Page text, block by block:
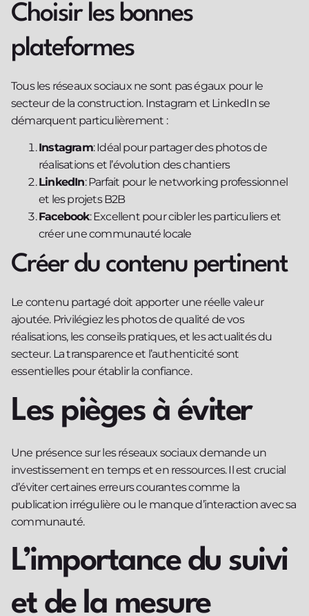
Choisir les bonnes
plateformes
Tous les réseaux sociaux ne sont pas égaux pour le
secteur de la construction. Instagram et LinkedIn se
démarquent particulièrement :
Instagram: Idéal pour partager des photos de
réalisations et l’évolution des chantiers
LinkedIn: Parfait pour le networking professionnel
et les projets B2B
Facebook: Excellent pour cibler les particuliers et
créer une communauté locale
Créer du contenu pertinent
Le contenu partagé doit apporter une réelle valeur
ajoutée. Privilégiez les photos de qualité de vos
réalisations, les conseils pratiques, et les actualités du
secteur. La transparence et l’authenticité sont
essentielles pour établir la confiance.
Les pièges à éviter
Une présence sur les réseaux sociaux demande un
investissement en temps et en ressources. Il est crucial
d’éviter certaines erreurs courantes comme la
publication irrégulière ou le manque d’interaction avec sa
communauté.
L’importance du suivi
et de la mesure